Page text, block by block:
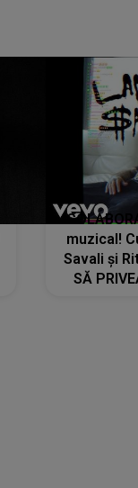
muzical!
Savali și
SĂ